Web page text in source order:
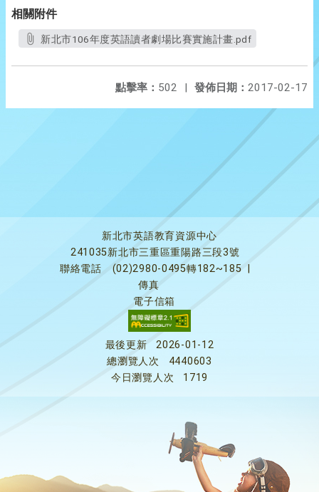
相關附件
新北市106年度英語讀者劇場比賽實施計畫.pdf
發佈日期： 2017-02-17
點擊率： 502 |
新北市英語教育資源中心
241035新北市三重區重陽路三段3號
聯絡電話
(02)2980-0495轉182~185
傳真
電子信箱
最後更新
2026-01-12
總瀏覽人次
4440603
今日瀏覽人次
1719